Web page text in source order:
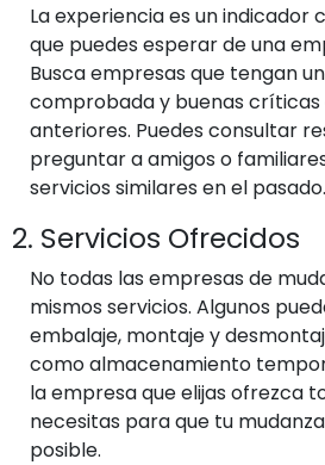
La experiencia es un indicador
que puedes esperar de una
Busca empresas que tengan
comprobada y buenas críticas
anteriores. Puedes consultar
preguntar a amigos o
servicios similares en el pasado.
2. Servicios Ofrecidos
No todas las empresas de
mismos servicios. Algunos
embalaje, montaje y
como almacenamiento
la empresa que elijas ofrezca
necesitas para que tu
posible.